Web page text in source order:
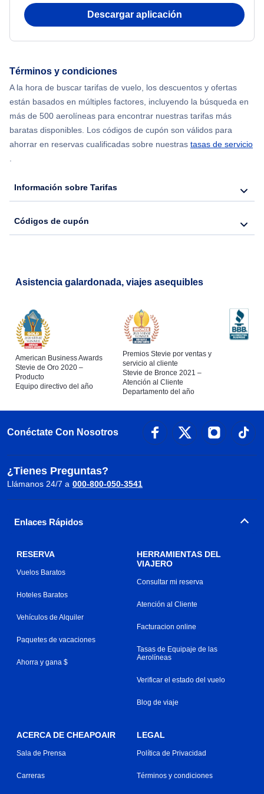
Flights from Nueva York to Lisboa
Flights from Nueva York to Barcelona
Descargar aplicación
Términos y condiciones
A la hora de buscar tarifas de vuelo, los descuentos y ofertas
están basados en múltiples factores, incluyendo la búsqueda en
más de 500 aerolíneas para encontrar nuestras tarifas más
baratas disponibles. Los códigos de cupón son válidos para
ahorrar en reservas cualificadas sobre nuestras tasas de servicio
Información sobre Tarifas
Códigos de cupón
Asistencia galardonada, viajes asequibles
American Business Awards
Stevie de Oro 2020 –
Producto
Equipo directivo del año
Premios Stevie por ventas y
servicio al cliente
Stevie de Bronce 2021 –
Atención al Cliente
Departamento del año
Conéctate Con Nosotros
¿Tienes Preguntas?
Llámanos 24/7 a 000-800-050-3541
Enlaces Rápidos
RESERVA
Vuelos Baratos
Hoteles Baratos
Vehículos de Alquiler
Paquetes de vacaciones
Ahorra y gana $
HERRAMIENTAS DEL
VIAJERO
Consultar mi reserva
Atención al Cliente
Facturacion online
Tasas de Equipaje de las
Aerolíneas
Verificar el estado del vuelo
Blog de viaje
ACERCA DE CHEAPOAIR
Sala de Prensa
Carreras
LEGAL
Política de Privacidad
Términos y condiciones